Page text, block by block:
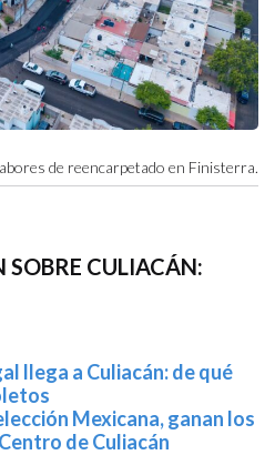
de reencarpetado en Finisterra.
CULIACÁN:
llega a Culiacán: de qué
Mexicana, ganan los
de Culiacán